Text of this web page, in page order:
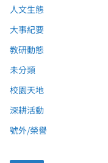
人文生態
大事紀要
教研動態
未分類
校園天地
深耕活動
號外/榮譽